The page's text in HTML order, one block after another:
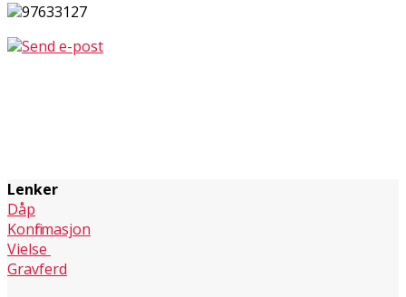
97633127
Send e-post
Lenker
Dåp
Konfirmasjon
Vielse
Gravferd